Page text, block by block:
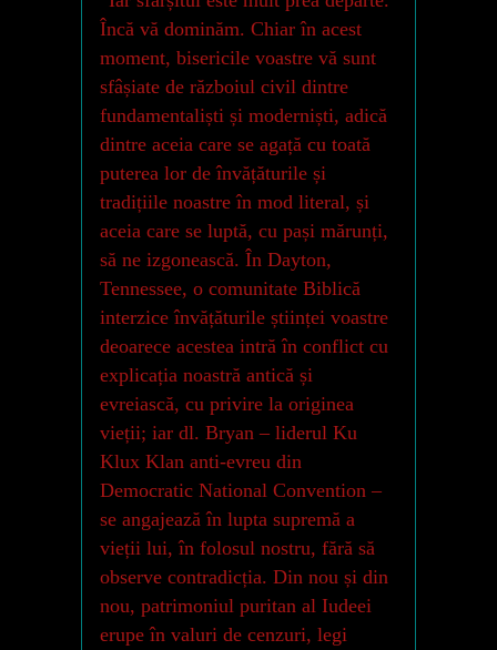
Încă vă dominăm. Chiar în acest
moment, bisericile voastre vă sunt
sfâșiate de războiul civil dintre
fundamentaliști și moderniști, adică
dintre aceia care se agață cu toată
puterea lor de învățăturile și
tradițiile noastre în mod literal, și
aceia care se luptă, cu pași mărunți,
să ne izgonească. În Dayton,
Tennessee, o comunitate Biblică
interzice învățăturile științei voastre
deoarece acestea intră în conflict cu
explicația noastră antică și
evreiască, cu privire la originea
vieții; iar dl. Bryan – liderul Ku
Klux Klan anti-evreu din
Democratic National Convention –
se angajează în lupta supremă a
vieții lui, în folosul nostru, fără să
observe contradicția. Din nou și din
nou, patrimoniul puritan al Iudeei
erupe în valuri de cenzuri, legi